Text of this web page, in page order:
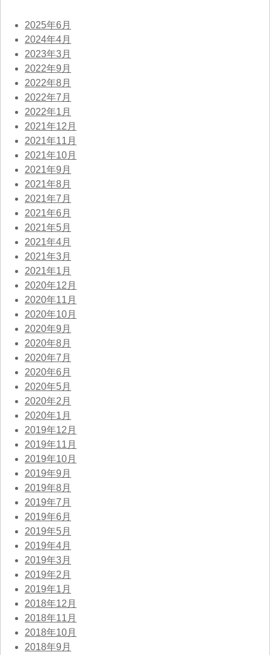
2025年6月
2024年4月
2023年3月
2022年9月
2022年8月
2022年7月
2022年1月
2021年12月
2021年11月
2021年10月
2021年9月
2021年8月
2021年7月
2021年6月
2021年5月
2021年4月
2021年3月
2021年1月
2020年12月
2020年11月
2020年10月
2020年9月
2020年8月
2020年7月
2020年6月
2020年5月
2020年2月
2020年1月
2019年12月
2019年11月
2019年10月
2019年9月
2019年8月
2019年7月
2019年6月
2019年5月
2019年4月
2019年3月
2019年2月
2019年1月
2018年12月
2018年11月
2018年10月
2018年9月